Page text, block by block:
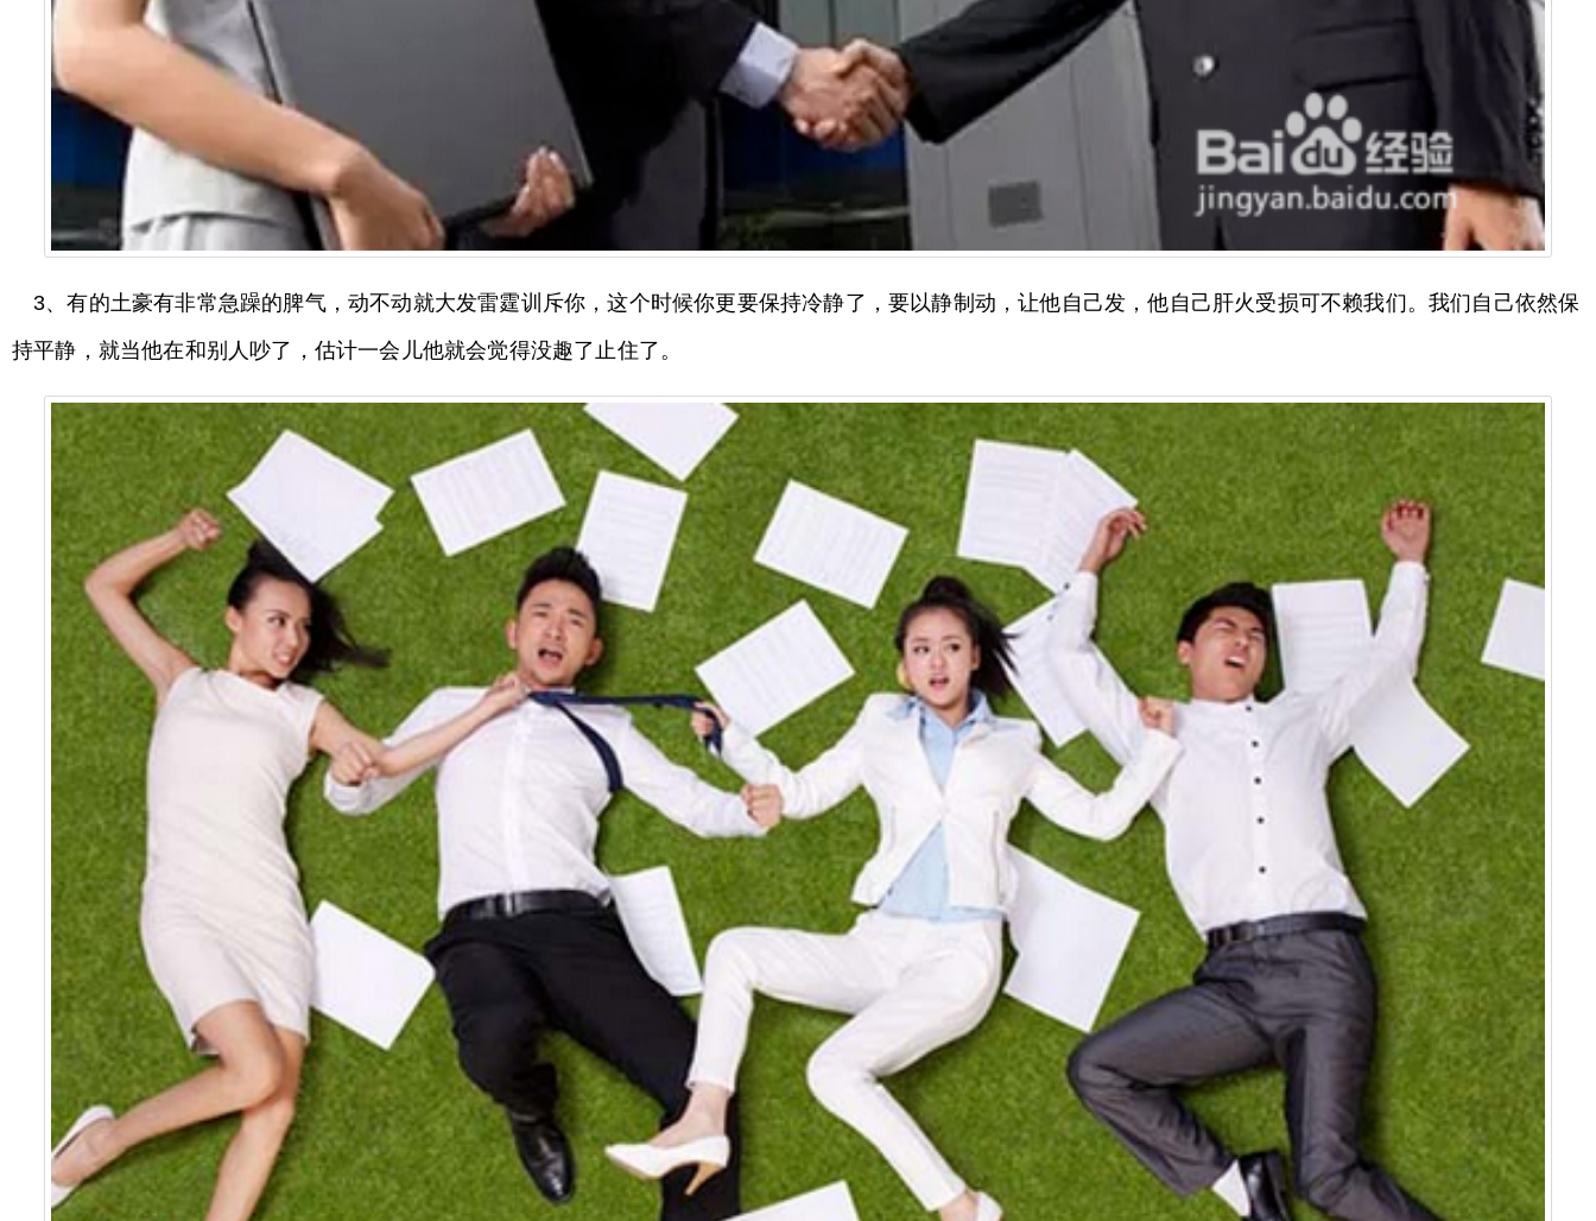
3、有的土豪有非常急躁的脾气，动不动就大发雷霆训斥你，这个时候你更要保持冷静了，要以静制动，让他自己发，他自己肝火受损可不赖我们。我们自己依然保
持平静，就当他在和别人吵了，估计一会儿他就会觉得没趣了止住了。